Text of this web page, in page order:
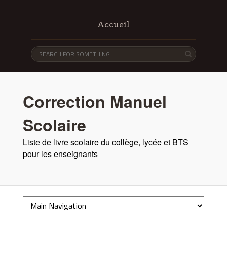
Accueil
Correction Manuel
Scolaire
Liste de livre scolaire du collège, lycée et BTS
pour les enseignants